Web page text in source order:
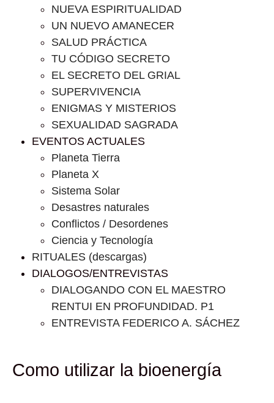
NUEVA ESPIRITUALIDAD
UN NUEVO AMANECER
SALUD PRÁCTICA
TU CÓDIGO SECRETO
EL SECRETO DEL GRIAL
SUPERVIVENCIA
ENIGMAS Y MISTERIOS
SEXUALIDAD SAGRADA
EVENTOS ACTUALES
Planeta Tierra
Planeta X
Sistema Solar
Desastres naturales
Conflictos / Desordenes
Ciencia y Tecnología
RITUALES (descargas)
DIALOGOS/ENTREVISTAS
DIALOGANDO CON EL MAESTRO
RENTUI EN PROFUNDIDAD. P1
ENTREVISTA FEDERICO A. SÁCHEZ
Como utilizar la bioenergía